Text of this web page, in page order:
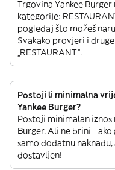
Trgovina Yankee
kategorije:
pogledaj što možeš
Svakako provjeri i
„RESTAURANT“.
Postoji li minimalna
Yankee Burger?
Postoji minimalan iznos
Burger. Ali ne brini -
samo dodatnu
dostavljen!